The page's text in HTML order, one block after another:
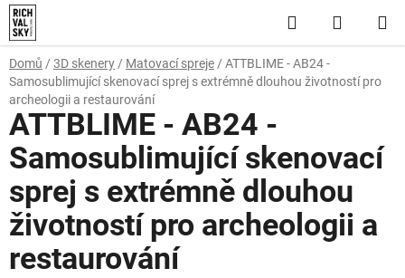
Přejít
na
obsah
Hledat
KOŠÍK
Domů / 3D skenery / Matovací spreje / ATTBLIME - AB24 -
Samosublimující skenovací sprej s extrémně dlouhou životností pro
archeologii a restaurování
ATTBLIME - AB24 -
Samosublimující skenovací
sprej s extrémně dlouhou
životností pro archeologii a
restaurování